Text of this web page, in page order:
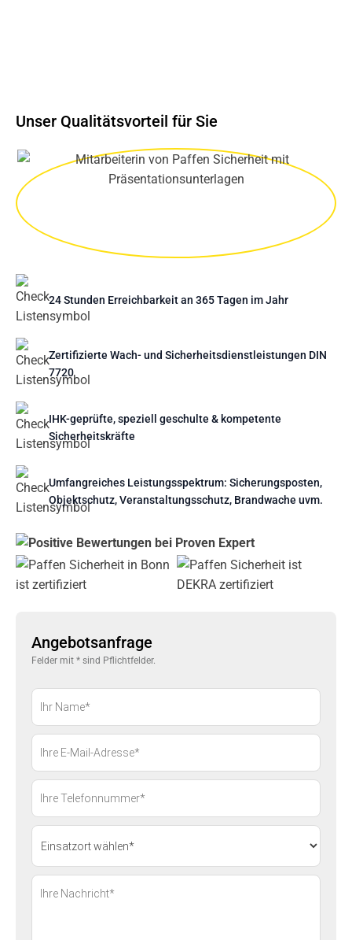
Unser Qualitätsvorteil für Sie
24 Stunden Erreichbarkeit an 365 Tagen im Jahr
Zertifizierte Wach- und Sicherheitsdienstleistungen DIN
7720
IHK-geprüfte, speziell geschulte & kompetente
Sicherheitskräfte
Umfangreiches Leistungsspektrum: Sicherungsposten,
Objektschutz, Veranstaltungsschutz, Brandwache uvm.
Angebotsanfrage
Felder mit * sind Pflichtfelder.